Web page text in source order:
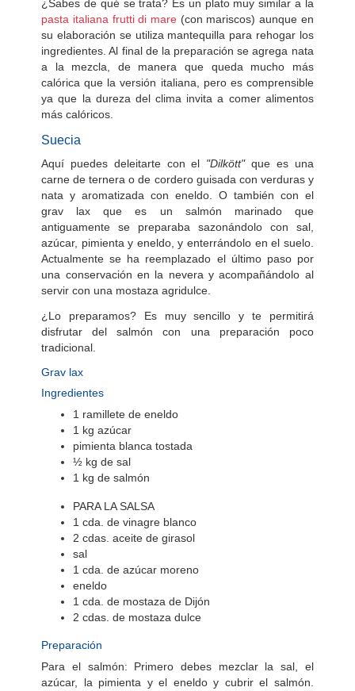
¿Sabes de qué se trata? Es un plato muy similar a la
pasta italiana frutti di mare (con mariscos) aunque en
su elaboración se utiliza mantequilla para rehogar los
ingredientes. Al final de la preparación se agrega nata
a la mezcla, de manera que queda mucho más
calórica que la versión italiana, pero es comprensible
ya que la dureza del clima invita a comer alimentos
más calóricos.
Suecia
Aquí puedes deleitarte con el "Dilkött"que es una
carne de ternera o de cordero guisada con verduras y
nata y aromatizada con eneldo. O también con el
grav lax que es un salmón marinado que
antiguamente se preparaba sazonándolo con sal,
azúcar, pimienta y eneldo, y enterrándolo en el suelo.
Actualmente se ha reemplazado el último paso por
una conservación en la nevera y acompañándolo al
servir con una mostaza agridulce.
¿Lo preparamos? Es muy sencillo y te permitirá
disfrutar del salmón con una preparación poco
tradicional.
Grav lax
Ingredientes
1 ramillete de eneldo
1 kg azúcar
pimienta blanca tostada
½ kg de sal
1 kg de salmón
PARA LA SALSA
1 cda. de vinagre blanco
2 cdas. aceite de girasol
sal
1 cda. de azúcar moreno
eneldo
1 cda. de mostaza de Dijón
2 cdas. de mostaza dulce
Preparación
Para el salmón: Primero debes mezclar la sal, el
azúcar, la pimienta y el eneldo y cubrir el salmón.